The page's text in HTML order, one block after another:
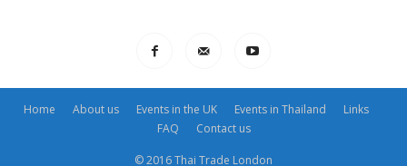
Home About us Events in the UK Events in Thailand
Links
FAQ
Contact us
© 2016 Thai Trade London